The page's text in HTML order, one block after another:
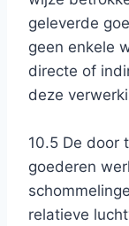
geleverde
geen enkele
directe of
deze
10.5 De door
goederen
relatieve